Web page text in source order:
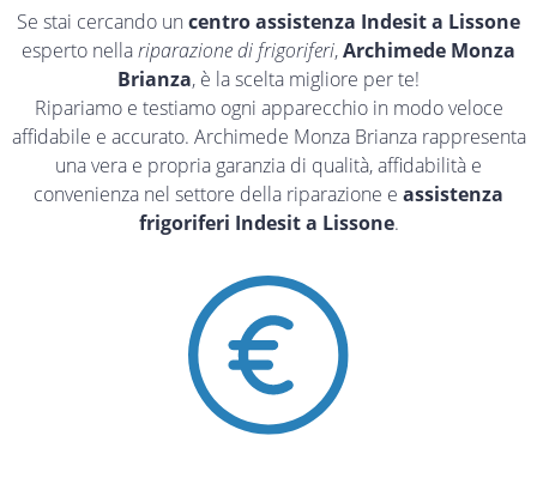
Se stai cercando un centro assistenza Indesit a Lissone
esperto nellariparazione di frigoriferi,Archimede Monza
Brianza, è la scelta migliore per te!
Ripariamo e testiamo ogni apparecchio in modo veloce
affidabile e accurato. Archimede Monza Brianza rappresenta
una vera e propria garanzia di qualità, affidabilità e
convenienza nel settore della riparazione e assistenza
frigoriferi Indesit a Lissone.